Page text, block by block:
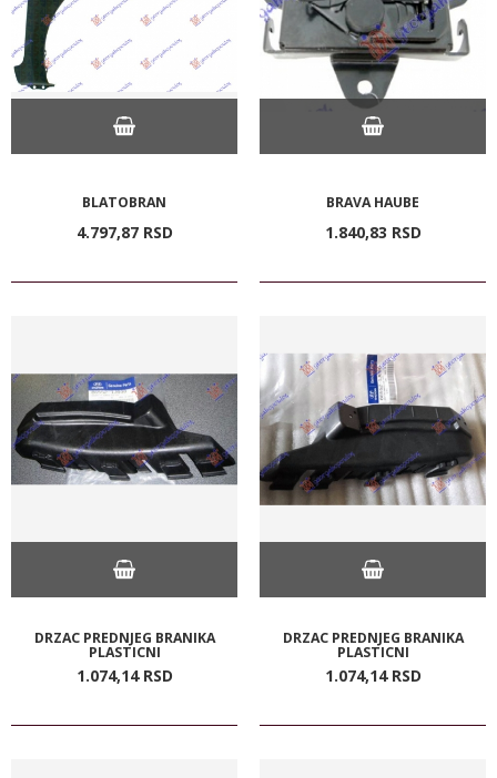
BLATOBRAN
4.797,87 RSD
BRAVA HAUBE
1.840,83 RSD
DRZAC PREDNJEG BRANIKA
PLASTICNI
1.074,14 RSD
DRZAC PREDNJEG BRANIKA
PLASTICNI
1.074,14 RSD